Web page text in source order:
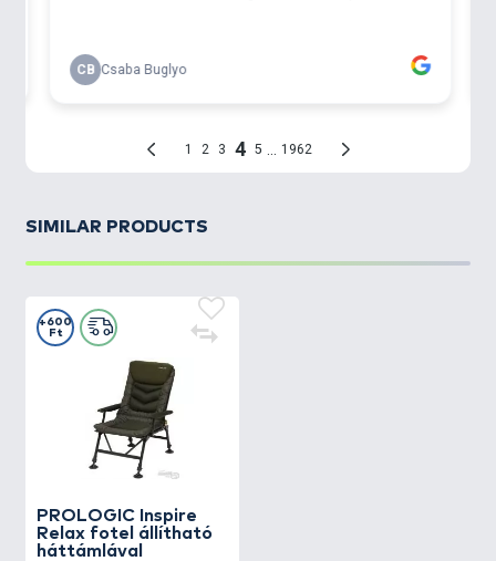
SIMILAR PRODUCTS
PROLOGIC Inspire
Relax fotel állítható
háttámlával
+600
Ft